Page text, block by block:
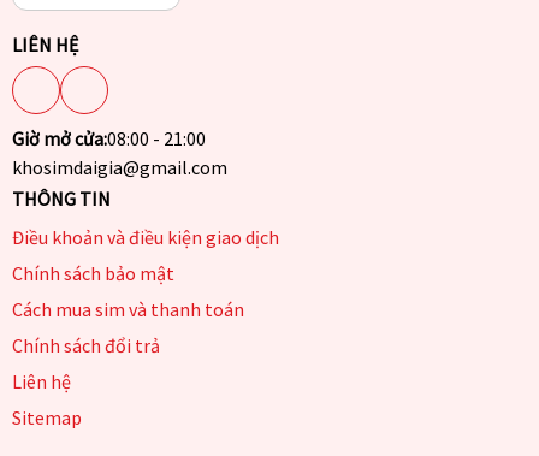
LIÊN HỆ
Giờ mở cửa:08:00 - 21:00
khosimdaigia@gmail.com
THÔNG TIN
Điều khoản và điều kiện giao dịch
Chính sách bảo mật
Cách mua sim và thanh toán
Chính sách đổi trả
Liên hệ
Sitemap